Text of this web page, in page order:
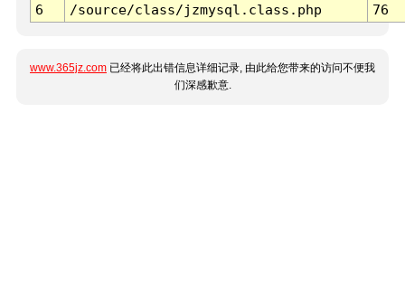
6
/source/class/jzmysql.class.php 76
www.365jz.com 已经将此出错信息详细记录, 由此给您带来的访问不便我
们深感歉意.